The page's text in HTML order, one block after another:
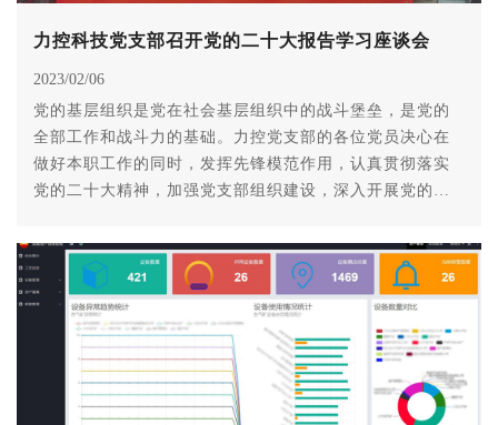
力控科技党支部召开党的二十大报告学习座谈会
2023/02/06
党的基层组织是党在社会基层组织中的战斗堡垒，是党的
全部工作和战斗力的基础。力控党支部的各位党员决心在
做好本职工作的同时，发挥先锋模范作用，认真贯彻落实
党的二十大精神，加强党支部组织建设，深入开展党的群
为高科技企业的指南针，推动企业高质量发展、健康可持
续发展。